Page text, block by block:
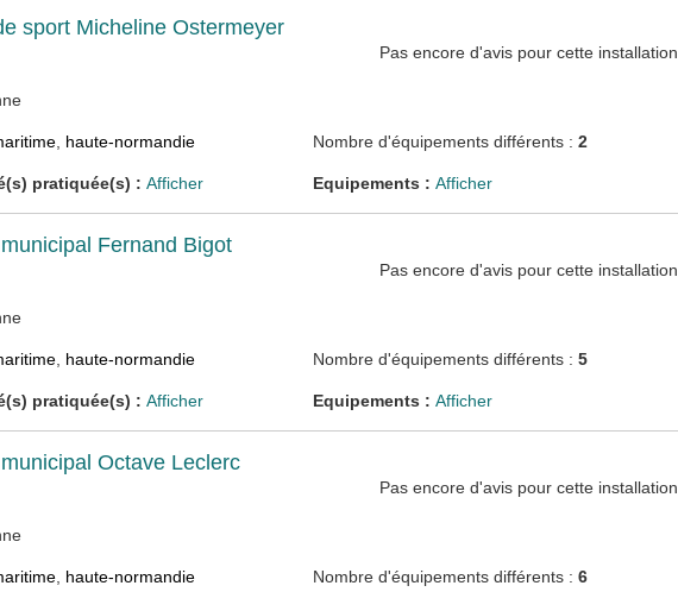
sport Micheline Ostermeyer
Pas encore d'avis pour cette installation.
, haute-normandie Nombre d'équipements différents : 2
pratiquée(s) : Afficher Equipements : Afficher
Fernand Bigot
Pas encore d'avis pour cette installation.
, haute-normandie Nombre d'équipements différents : 5
pratiquée(s) : Afficher Equipements : Afficher
Octave Leclerc
Pas encore d'avis pour cette installation.
, haute-normandie Nombre d'équipements différents : 6